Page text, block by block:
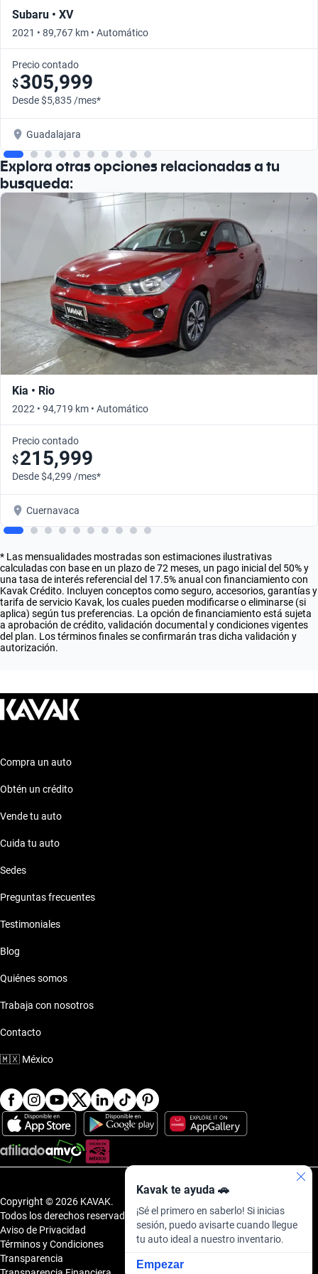
Subaru • XV
2021 • 89,767 km • Automático
Precio contado
$305,999
Desde $5,835 /mes*
Guadalajara
Explora otras opciones relacionadas a tu
busqueda:
Kia • Rio
2022 • 94,719 km • Automático
Precio contado
$215,999
Desde $4,299 /mes*
Cuernavaca
* Las mensualidades mostradas son estimaciones ilustrativas
calculadas con base en un plazo de 72 meses, un pago inicial del 50% y
una tasa de interés referencial del 17.5% anual con financiamiento con
Kavak Crédito. Incluyen conceptos como seguro, accesorios, garantías y
tarifa de servicio Kavak, los cuales pueden modificarse o eliminarse (si
aplica) según tus preferencias. La opción de financiamiento está sujeta
a aprobación de crédito, validación documental y condiciones vigentes
del plan. Los términos finales se confirmarán tras dicha validación y
autorización.
Kavak te ayuda 🚗
¡Sé el primero en saberlo! Si inicias
sesión, puedo avisarte cuando llegue
tu auto ideal a nuestro inventario.
Empezar
Compra un auto
Obtén un crédito
Vende tu auto
Cuida tu auto
Sedes
Preguntas frecuentes
Testimoniales
Blog
Quiénes somos
Trabaja con nosotros
Contacto
🇲🇽 México
Copyright © 2026 KAVAK.
Todos los derechos reservados.
Aviso de Privacidad
Términos y Condiciones
Transparencia